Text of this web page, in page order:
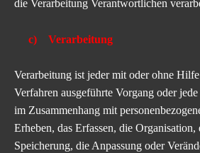
die Verarbeitung Verantwortlichen
c) Verarbeitung
Verarbeitung ist jeder mit oder ohne
Verfahren ausgeführte Vorgang oder
im Zusammenhang mit
Erheben, das Erfassen, die Organisation,
Speicherung, die Anpassung oder